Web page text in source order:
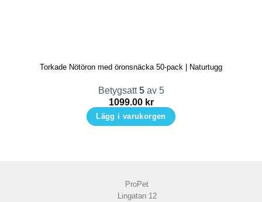
Torkade Nötöron med öronsnäcka 50-pack | Naturtugg
Betygsatt5av 5
1099.00 kr
Lägg i varukorgen
ProPet
Lingatan 12